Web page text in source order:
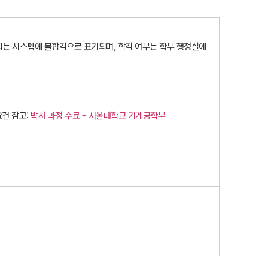
시스템에 불합격으로 표기되며, 합격 여부는 학부 행정실에
참고: 박사 과정 수료 – 서울대학교 기계공학부